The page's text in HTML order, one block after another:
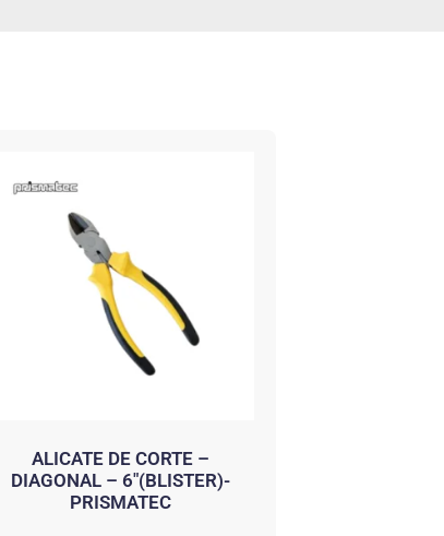
ALICATE DE CORTE –
DIAGONAL – 6″(BLISTER)-
PRISMATEC